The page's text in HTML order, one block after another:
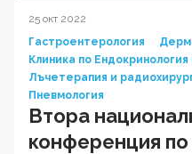
25 окт 2022
Гастроентерология
Клиника по
Лъчетерапия и
Пневмология
Втора
конференция